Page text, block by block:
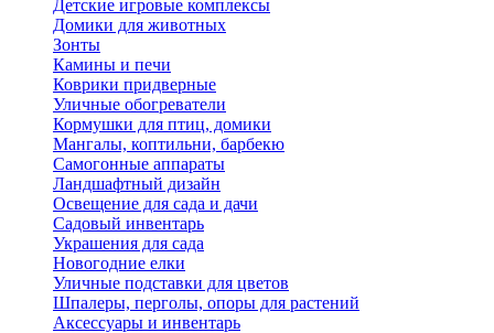
Детские игровые комплексы
Домики для животных
Зонты
Камины и печи
Коврики придверные
Уличные обогреватели
Кормушки для птиц, домики
Мангалы, коптильни, барбекю
Самогонные аппараты
Ландшафтный дизайн
Освещение для сада и дачи
Садовый инвентарь
Украшения для сада
Новогодние елки
Уличные подставки для цветов
Шпалеры, перголы, опоры для растений
Аксессуары и инвентарь